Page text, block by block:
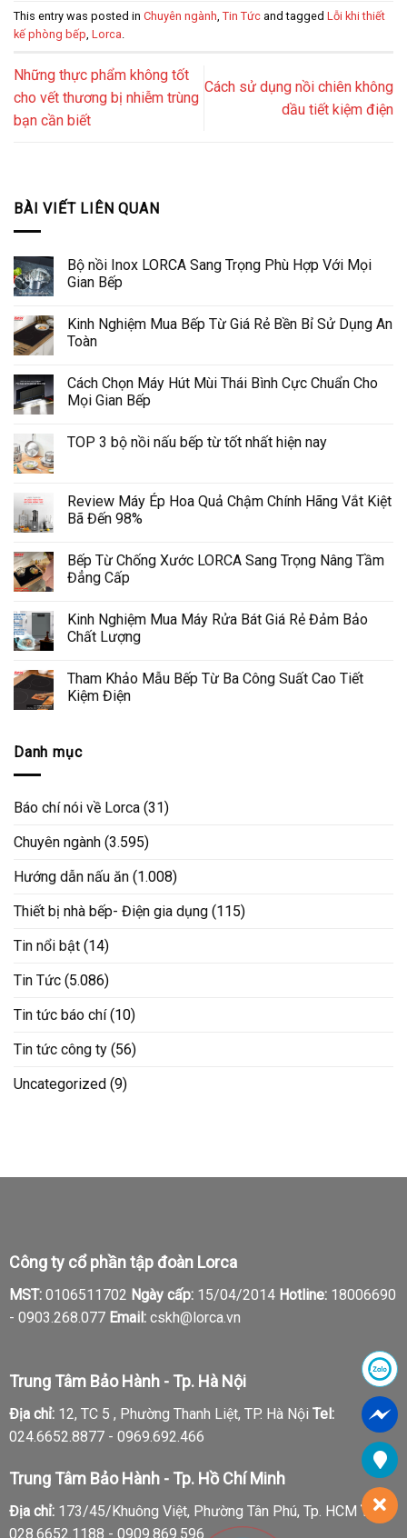
This entry was posted in Chuyên ngành, Tin Tức and tagged Lỗi khi thiết
kế phòng bếp, Lorca.
Những thực phẩm không tốt
cho vết thương bị nhiễm trùng
bạn cần biết
Cách sử dụng nồi chiên không
dầu tiết kiệm điện
BÀI VIẾT LIÊN QUAN
Bộ nồi Inox LORCA Sang Trọng Phù Hợp Với Mọi
Gian Bếp
Kinh Nghiệm Mua Bếp Từ Giá Rẻ Bền Bỉ Sử Dụng An
Toàn
Cách Chọn Máy Hút Mùi Thái Bình Cực Chuẩn Cho
Mọi Gian Bếp
TOP 3 bộ nồi nấu bếp từ tốt nhất hiện nay
Review Máy Ép Hoa Quả Chậm Chính Hãng Vắt Kiệt
Bã Đến 98%
Bếp Từ Chống Xước LORCA Sang Trọng Nâng Tầm
Đẳng Cấp
Kinh Nghiệm Mua Máy Rửa Bát Giá Rẻ Đảm Bảo
Chất Lượng
Tham Khảo Mẫu Bếp Từ Ba Công Suất Cao Tiết
Kiệm Điện
Danh mục
Báo chí nói về Lorca (31)
Chuyên ngành (3.595)
Hướng dẫn nấu ăn (1.008)
Thiết bị nhà bếp- Điện gia dụng (115)
Tin nổi bật (14)
Tin Tức (5.086)
Tin tức báo chí(10)
Tin tức công ty (56)
Uncategorized (9)
Công ty cổ phần tập đoàn Lorca
MST:0106511702 Ngày cấp:15/04/2014 Hotline:18006690
- 0903.268.077 Email:cskh@lorca.vn
Trung Tâm Bảo Hành - Tp. Hà Nội
Địa chỉ:12, TC 5 , Phường Thanh Liệt, TP. Hà Nội Tel:
024.6652.8877 - 0969.692.466
Trung Tâm Bảo Hành - Tp. Hồ Chí Minh
Địa chỉ:173/45/Khuông Việt, Phường Tân Phú, Tp. HCM Tel:
028.6652.1188 - 0909.869.596